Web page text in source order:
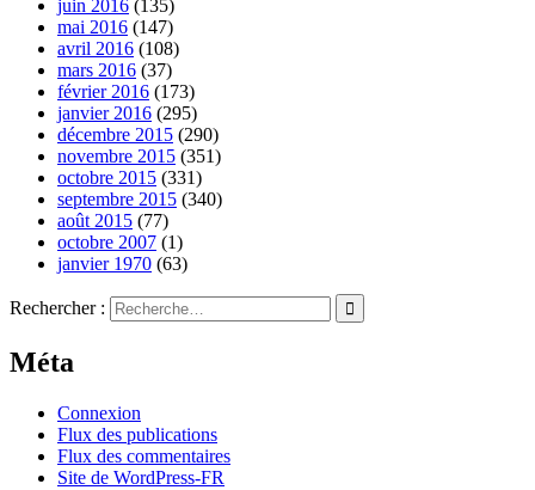
juin 2016 (135)
mai 2016 (147)
avril 2016 (108)
mars 2016 (37)
février 2016 (173)
janvier 2016 (295)
décembre 2015 (290)
novembre 2015 (351)
octobre 2015 (331)
septembre 2015 (340)
août 2015 (77)
octobre 2007 (1)
janvier 1970 (63)
Rechercher :
Méta
Connexion
Flux des publications
Flux des commentaires
Site de WordPress-FR